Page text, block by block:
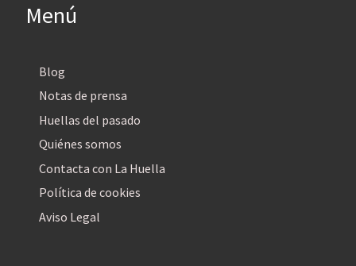
Menú
Blog
Notas de prensa
Huellas del pasado
Quiénes somos
Contacta con La Huella
Política de cookies
Aviso Legal